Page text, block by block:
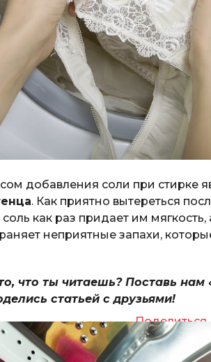
добавления соли при стирке
. Как приятно вытереться
как раз придает им
неприятные запахи,
что ты читаешь? Поставь
статьей с друзьями!
Поделиться